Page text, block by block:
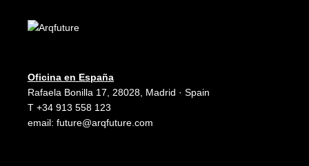
Oficina en España
Rafaela Bonilla 17, 28028, Madrid · Spain
T +34 913 558 123
email: future@arqfuture.com